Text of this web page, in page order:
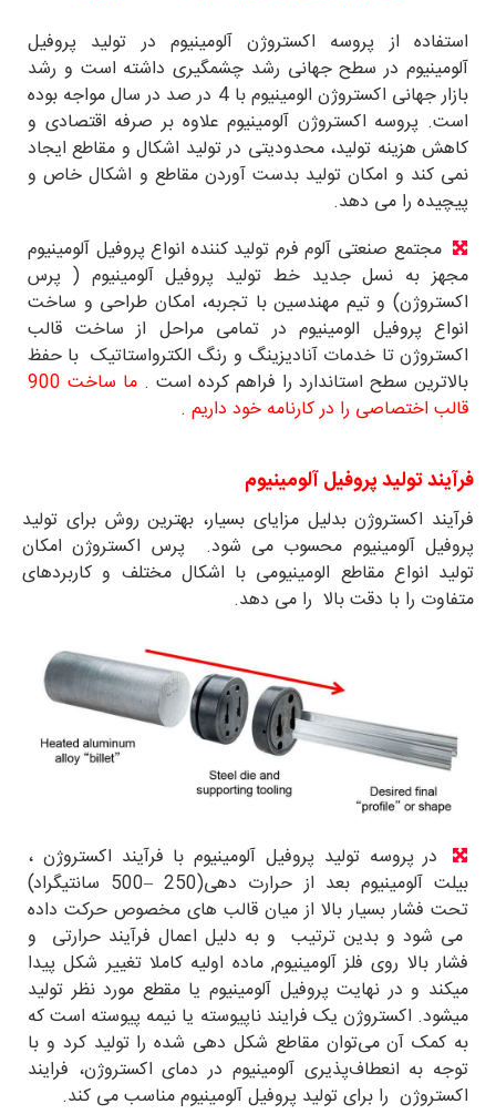
استفاده از پروسه اکستروژن آلومینیوم در تولید پروفیل
آلومینیوم در سطح جهانی رشد چشمگیری داشته است و رشد
بازار جهانی اکستروژن الومینیوم با 4 در صد در سال مواجه بوده
است. پروسه اکستروژن آلومینیوم علاوه بر صرفه اقتصادی و
کاهش هزینه تولید، محدودیتی در تولید اشکال و مقاطع ایجاد
نمی کند و امکان تولید بدست آوردن مقاطع و اشکال خاص و
پیچیده را می دهد.
مجتمع صنعتی آلوم فرم تولید کننده انواع پروفیل آلومینیوم
مجهز به نسل جدید خط تولید پروفیل آلومینیوم ( پرس
اکستروژن) و تیم مهندسین با تجربه، امکان طراحی و ساخت
انواع پروفیل الومینیوم در تمامی مراحل از ساخت قالب
اکستروژن تا خدمات آنادیزینگ و رنگ الکترواستاتیک با حفظ
بالاترین سطح استاندارد را فراهم کرده است .
ما ساخت 900
قالب اختصاصی را در کارنامه خود داریم .
فرآیند تولید پروفیل آلومینیوم
فرآیند اکستروژن بدلیل مزایای بسیار، بهترین روش برای تولید
پروفیل آلومینیوم محسوب می شود. پرس اکستروژن امکان
تولید انواع مقاطع الومینیومی با اشکال مختلف و کاربردهای
متفاوت را با دقت بالا را می دهد.
در پروسه تولید پروفیل آلومینیوم با فرآیند اکستروژن ،
بیلت آلومینیوم بعد از حرارت دهی(250 –500 سانتیگراد)
تحت فشار بسیار بالا از میان قالب های مخصوص حرکت داده
می شود و بدین ترتیب و به دلیل اعمال فرآیند حرارتی و
فشار بالا روی فلز آلومینیوم, ماده اولیه کاملا تغییر شکل پیدا
میکند و در نهایت پروفیل آلومینیوم یا مقطع مورد نظر تولید
میشود. اکستروژن یک فرایند ناپیوسته یا نیمه پیوسته است که
به کمک آن می‌توان مقاطع شکل دهی شده را تولید کرد و با
توجه به انعطاف‌پذیری آلومینیوم در دمای اکستروژن، فرایند
اکستروژن را برای تولید پروفیل آلومینیوم مناسب می کند.